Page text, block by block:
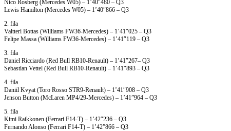
Nico Rosberg (Mercedes W05) – 1’40″480 – Q3
Lewis Hamilton (Mercedes W05) – 1’40″866 – Q3
2. fila
Valtteri Bottas (Williams FW36-Mercedes) – 1’41″025 – Q3
Felipe Massa (Williams FW36-Mercedes) – 1’41″119 – Q3
3. fila
Daniel Ricciardo (Red Bull RB10-Renault) – 1’41″267– Q3
Sebastian Vettel (Red Bull RB10-Renault) – 1’41″893 – Q3
4. fila
Daniil Kvyat (Toro Rosso STR9-Renault) – 1’41″908 – Q3
Jenson Button (McLaren MP4/29-Mercedes) – 1’41”964 – Q3
5. fila
Kimi Raikkonen (Ferrari F14-T) – 1’42″236 – Q3
Fernando Alonso (Ferrari F14-T) – 1’42”866 – Q3